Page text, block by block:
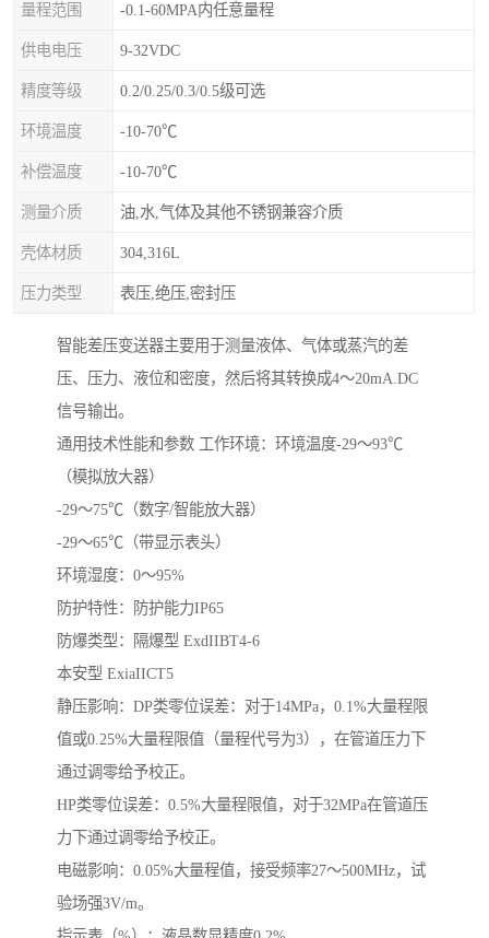
量程范围 -0.1-60MPA内任意量程
供电电压 9-32VDC
精度等级 0.2/0.25/0.3/0.5级可选
环境温度 -10-70℃
补偿温度 -10-70℃
测量介质 油,水,气体及其他不锈钢兼容介质
壳体材质 304,316L
压力类型 表压,绝压,密封压
智能差压变送器主要用于测量液体、气体或蒸汽的差
压、压力、液位和密度，然后将其转换成4～20mA.DC
信号输出。
通用技术性能和参数 工作环境：环境温度-29～93℃
（模拟放大器）
-29～75℃（数字/智能放大器）
-29～65℃（带显示表头）
环境湿度：0～95%
防护特性：防护能力IP65
防爆类型：隔爆型 ExdIIBT4-6
本安型 ExiaIICT5
静压影响：DP类零位误差：对于14MPa，0.1%大量程限
值或0.25%大量程限值（量程代号为3），在管道压力下
通过调零给予校正。
HP类零位误差：0.5%大量程限值，对于32MPa在管道压
力下通过调零给予校正。
电磁影响：0.05%大量程值，接受频率27～500MHz，试
验场强3V/m。